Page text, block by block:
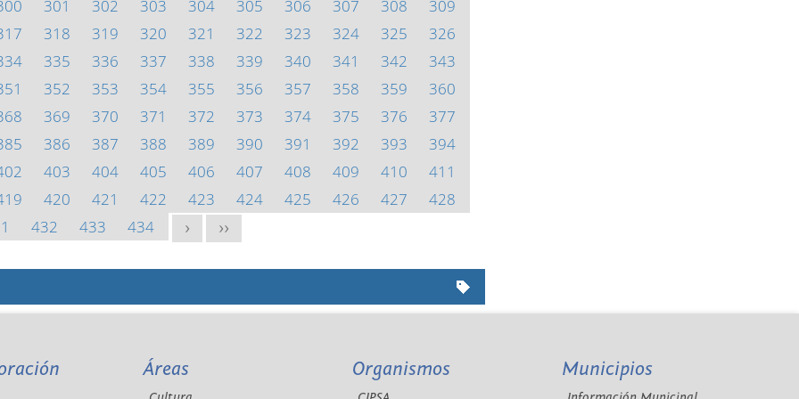
301 302 303 304 305 306 307 308
309
318 319 320 321 322 323 324 325
326
335 336 337 338 339 340 341 342
343
352 353 354 355 356 357 358 359
360
369 370 371 372 373 374 375 376
377
386 387 388 389 390 391 392 393
394
403 404 405 406 407 408 409 410
411
420 421 422 423 424 425 426 427
428
432 433 434 > >>
Áreas Organismos Municipios